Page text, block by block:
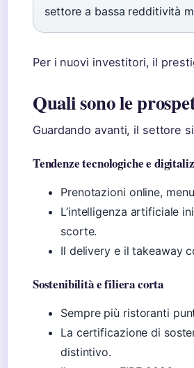
settore a bassa redditività
Per i nuovi investitori, il
Quali sono le
Guardando avanti, il settore
Tendenze tecnologiche e
Prenotazioni online,
L’intelligenza artificiale
scorte.
Il delivery e il takeaway
Sostenibilità e filiera corta
Sempre più ristoranti
La certificazione di
distintivo.